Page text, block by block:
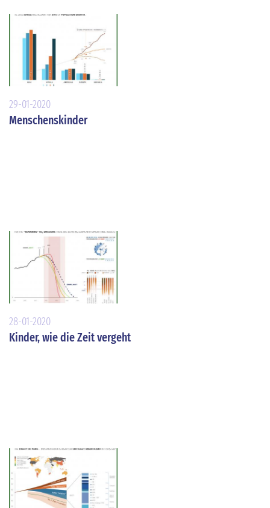
29-01-2020
Menschenskinder
28-01-2020
Kinder, wie die Zeit vergeht